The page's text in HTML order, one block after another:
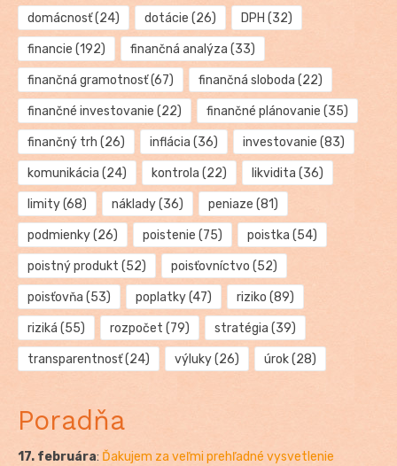
domácnosť(24) dotácie (26) DPH (32)
financie (192) finančná analýza (33)
finančná gramotnosť(67) finančná sloboda (22)
finančné investovanie (22) finančné plánovanie (35)
finančný trh (26) inflácia (36) investovanie (83)
komunikácia (24) kontrola (22) likvidita (36)
limity(68) náklady(36) peniaze (81)
podmienky(26) poistenie (75) poistka (54)
poistný produkt (52) poisťovníctvo (52)
poisťovňa (53) poplatky(47) riziko (89)
riziká (55) rozpočet (79) stratégia (39)
transparentnosť(24) výluky(26) úrok(28)
Poradňa
17. februára: Ďakujem za veľmi prehľadné vysvetlenie